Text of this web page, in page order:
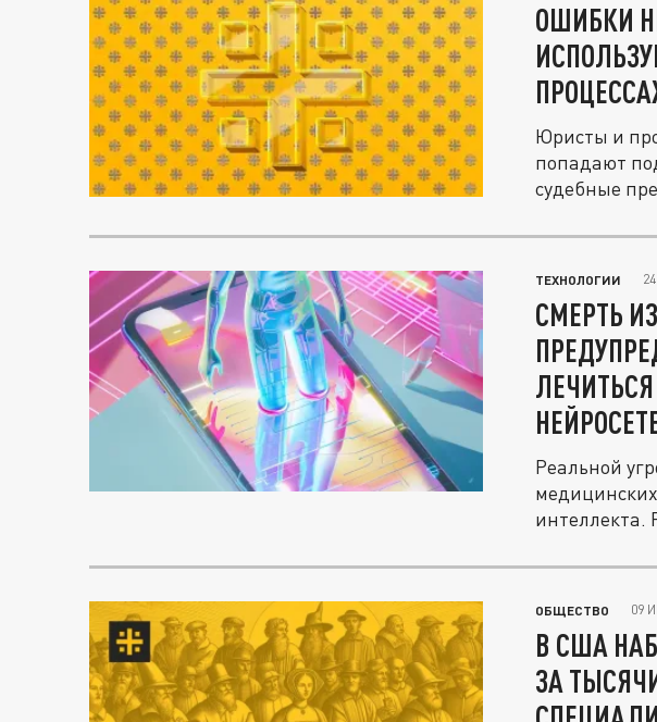
ОШИБКИ
Юристы и
попадают
судебные
ТЕХНОЛОГИИ
СМЕРТЬ
Реальной
медицинских
интеллекта.
ОБЩЕСТВО 09
В США
ЗА